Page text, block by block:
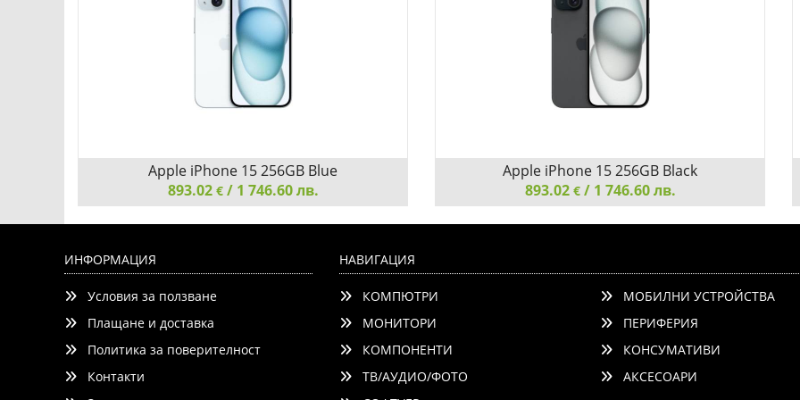
Сравни
Apple iPhone 15 256GB Blue
893.02 €/ 1 746.60 лв.
Сравни
Apple iPhone 15 256GB Black
893.02 €/ 1 746.60 лв.
ИНФОРМАЦИЯ
Условия за ползване
Плащане и доставка
Политика за поверителност
Контакти
НАВИГАЦИЯ
КОМПЮТРИ
МОБИЛНИ УСТРОЙСТВА
МОНИТОРИ
ПЕРИФЕРИЯ
КОМПОНЕНТИ
КОНСУМАТИВИ
ТВ/АУДИО/ФОТО
АКСЕСОАРИ